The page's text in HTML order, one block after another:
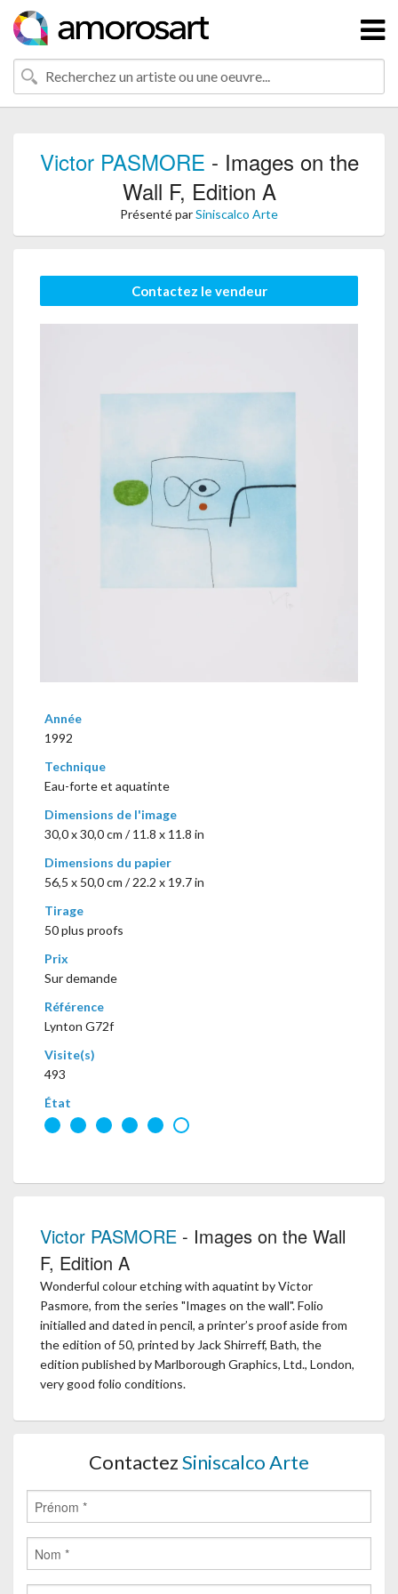
Victor PASMORE - Images on the
Wall F, Edition A
Présenté parSiniscalco Arte
Contactez le vendeur
Année
1992
Technique
Eau-forte et aquatinte
Dimensions de l'image
30,0 x 30,0 cm / 11.8 x 11.8 in
Dimensions du papier
56,5 x 50,0 cm / 22.2 x 19.7 in
Tirage
50 plus proofs
Prix
Sur demande
Référence
Lynton G72f
Visite(s)
493
État
Victor PASMORE - Images on the Wall
F, Edition A
Wonderful colour etching with aquatint by Victor
Pasmore, from the series "Images on the wall". Folio
initialled and dated in pencil, a printer’s proof aside from
the edition of 50, printed by Jack Shirreff, Bath, the
edition published by Marlborough Graphics, Ltd., London,
very good folio conditions.
ContactezSiniscalco Arte